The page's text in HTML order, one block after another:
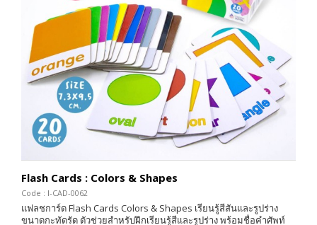
Flash Cards : Colors & Shapes
Code : I-CAD-0062
แฟลชการ์ด Flash Cards Colors & Shapes เรียนรู้สีสันและรูปร่าง
ขนาดกะทัดรัด ตัวช่วยสำหรับฝึกเรียนรู้สีและรูปร่าง พร้อมชื่อคำศัพท์